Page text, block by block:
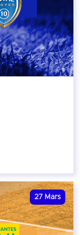
27 Mars